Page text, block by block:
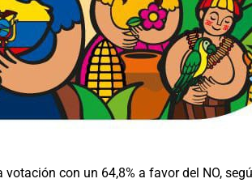
con un 64,8% a favor del NO,